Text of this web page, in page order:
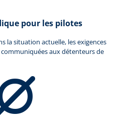
pour les pilotes
la situation actuelle, les exigences
aux détenteurs de